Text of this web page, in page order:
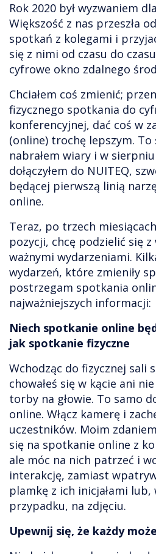
Rok 2020 był wyzwaniem
Większość z nas przeszła
spotkań z kolegami i
się z nimi od czasu do
cyfrowe okno zdalnego
Chciałem coś zmienić;
fizycznego spotkania do
konferencyjnej, dać coś w
(online) trochę lepszym. To
nabrałem wiary i w
dołączyłem do NUITEQ,
będącej pierwszą linią
online.
Teraz, po trzech
pozycji, chcę podzielić się
ważnymi wydarzeniami.
wydarzeń, które zmieniły
postrzegam spotkania
najważniejszych informacji:
Niech spotkanie online
jak spotkanie fizyczne
Wchodząc do fizycznej sali
chowałeś się w kącie ani
torby na głowie. To samo
online. Włącz kamerę i
uczestników. Moim
się na spotkanie online z
ale móc na nich patrzeć i
interakcję, zamiast
plamkę z ich inicjałami lub,
przypadku, na zdjęciu.
Upewnij się, że każdy